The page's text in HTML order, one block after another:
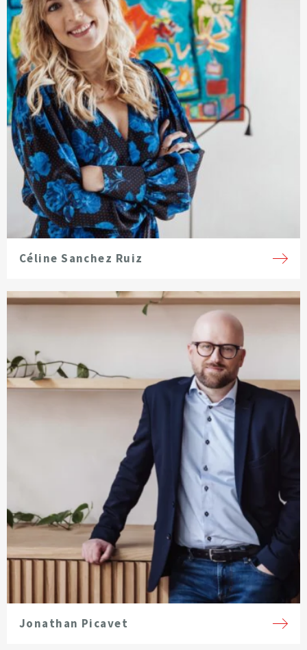
Céline Sanchez Ruiz
Jonathan Picavet
Voir la fiche de l'avocat